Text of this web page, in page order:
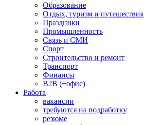
Образование
Отдых, туризм и путешествия
Праздники
Промышленность
Связь и СМИ
Спорт
Строительство и ремонт
Транспорт
Финансы
B2B (+офис)
Работа
вакансии
требуются на подработку
резюме